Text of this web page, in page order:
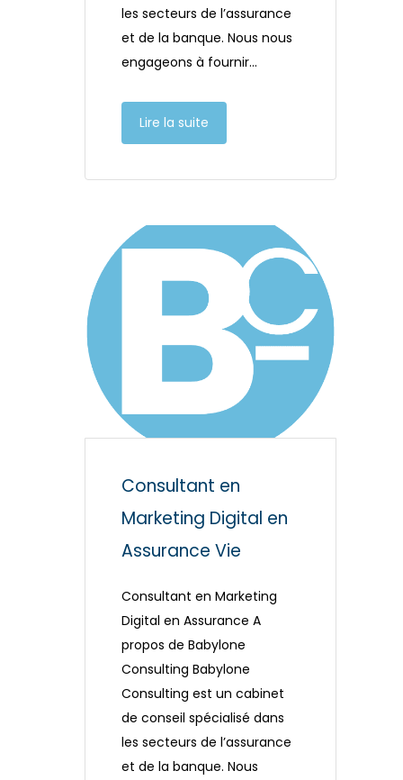
les secteurs de l’assurance
et de la banque. Nous nous
engageons à fournir…
Lire la suite
Consultant en
Marketing Digital en
Assurance Vie
Consultant en Marketing
Digital en Assurance A
propos de Babylone
Consulting Babylone
Consulting est un cabinet
de conseil spécialisé dans
les secteurs de l’assurance
et de la banque. Nous